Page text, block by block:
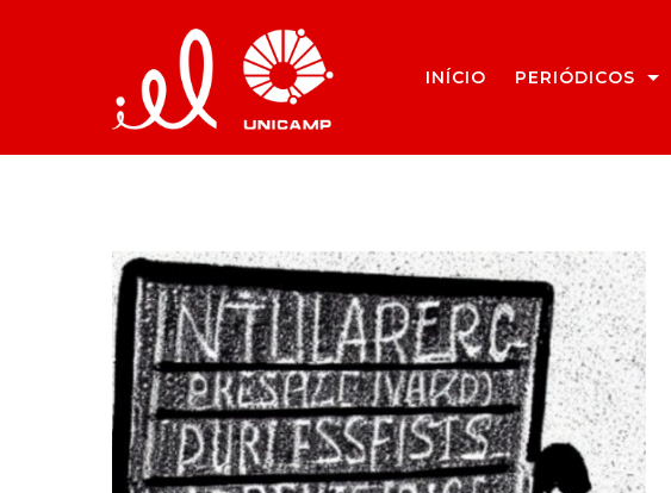
INÍCIO PERIÓDICOS